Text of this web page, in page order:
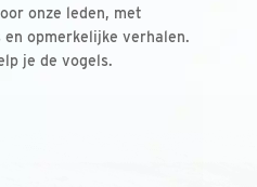
onze leden, met
opmerkelijke verhalen.
je de vogels.